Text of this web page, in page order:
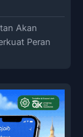
Akan
Peran